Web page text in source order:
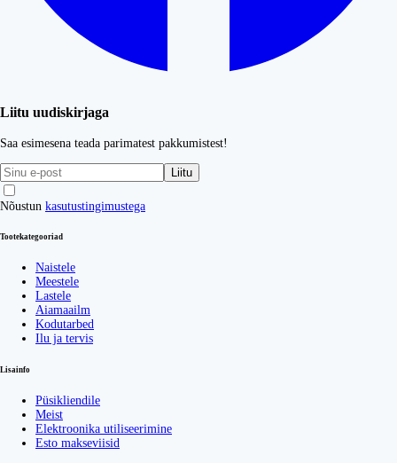
Liitu uudiskirjaga
Saa esimesena teada parimatest pakkumistest!
Liitu
Nõustun kasutustingimustega
Tootekategooriad
Naistele
Meestele
Lastele
Aiamaailm
Kodutarbed
Ilu ja tervis
Lisainfo
Püsikliendile
Meist
Elektroonika utiliseerimine
Esto makseviisid